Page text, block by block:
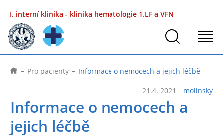
I. interní klinika - klinika hematologie 1.LF a VFN
Pro pacienty Informace o nemocech a jejich léčbě
21.4. 2021 molinsky
Informace o nemocech a
jejich léčbě